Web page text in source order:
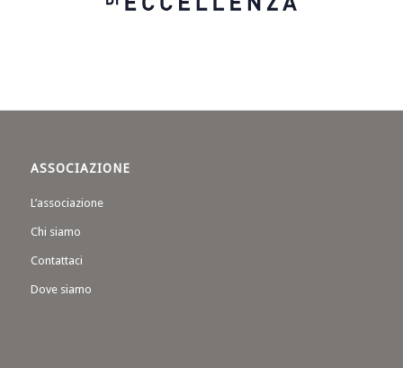
ASSOCIAZIONE
L’associazione
Chi siamo
Contattaci
Dove siamo